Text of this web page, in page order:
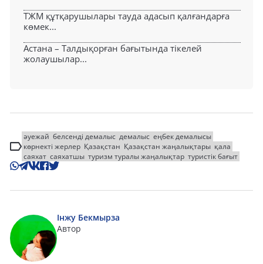
ТЖМ құтқарушылары тауда адасып қалғандарға
көмек...
Астана – Талдықорған бағытында тікелей
жолаушылар...
әуежай белсенді демалыс демалыс еңбек демалысы
көрнекті жерлер Қазақстан Қазақстан жаңалықтары қала
саяхат саяхатшы туризм туралы жаңалықтар туристік бағыт
Інжу Бекмырза
Автор